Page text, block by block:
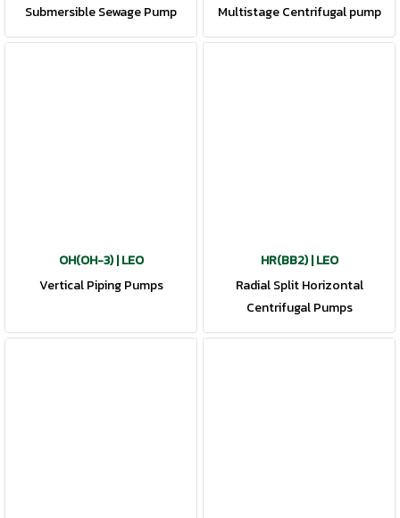
Submersible Sewage Pump
Multistage Centrifugal pump
OH(OH-3) | LEO
Vertical Piping Pumps
HR(BB2) | LEO
Radial Split Horizontal
Centrifugal Pumps